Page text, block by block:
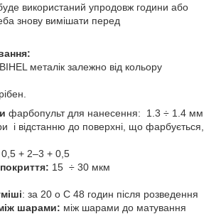
використаний упродовж години або
знову вимішати перед
металік залежно від кольору
фарбопульт для нанесення: 1.3 ÷ 1.4 мм
і відстанню до поверхні, що фарбується,
0,5 + 2–3 + 0,5
15 ÷ 30 мкм
: за 20 o C 48 годин після розведення
шарами: між шарами до матування